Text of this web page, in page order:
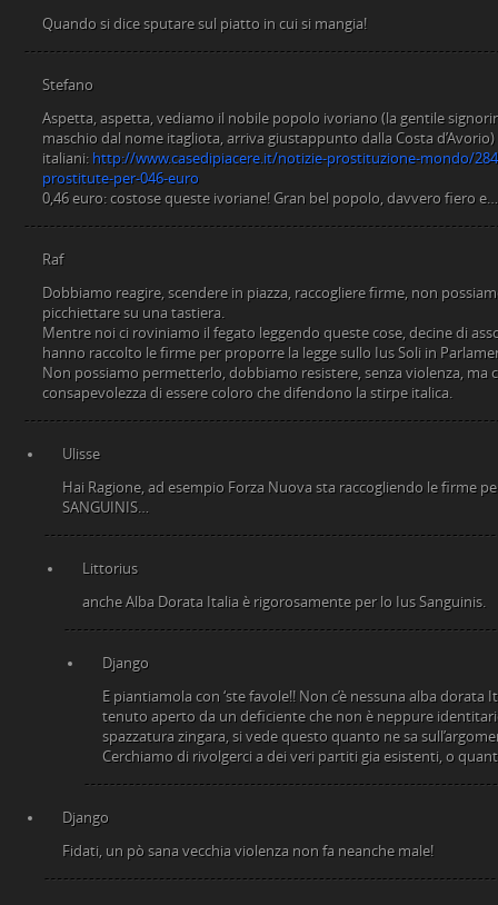
Quando si dice sputare sul piatto in cui si mangia!
Stefano
Aspetta, aspetta, vediamo il nobile popolo ivoriano (la gentile
maschio dal nome itagliota, arriva giustappunto dalla Costa
italiani: http://www.casedipiacere.it/notizie-prostituzione-mondo/
prostitute-per-046-euro
0,46 euro: costose queste ivoriane! Gran bel popolo, davvero fiero
Raf
Dobbiamo reagire, scendere in piazza, raccogliere firme, non
picchiettare su una tastiera.
Mentre noi ci roviniamo il fegato leggendo queste cose, decine di
hanno raccolto le firme per proporre la legge sullo Ius Soli in
Non possiamo permetterlo, dobbiamo resistere, senza violenza, ma
consapevolezza di essere coloro che difendono la stirpe italica.
Ulisse
Hai Ragione, ad esempio Forza Nuova sta raccogliendo le firme
SANGUINIS…
Littorius
anche Alba Dorata Italia è rigorosamente per lo Ius Sanguinis.
Django
E piantiamola con ‘ste favole!! Non c’è nessuna alba
tenuto aperto da un deficiente che non è neppure
spazzatura zingara, si vede questo quanto ne sa
Cerchiamo di rivolgerci a dei veri partiti gia esistenti, o
Django
Fidati, un pò sana vecchia violenza non fa neanche male!